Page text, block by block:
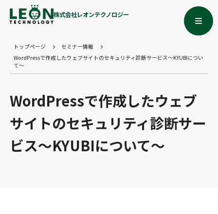
株式会社レオンテクノロジー
トップページ
セミナー情報
WordPressで作成したウェブサイトのセキュリティ診断サービス～KYUBIについ
て～
WordPressで作成したウェブ
サイトのセキュリティ診断サー
ビス～KYUBIについて～